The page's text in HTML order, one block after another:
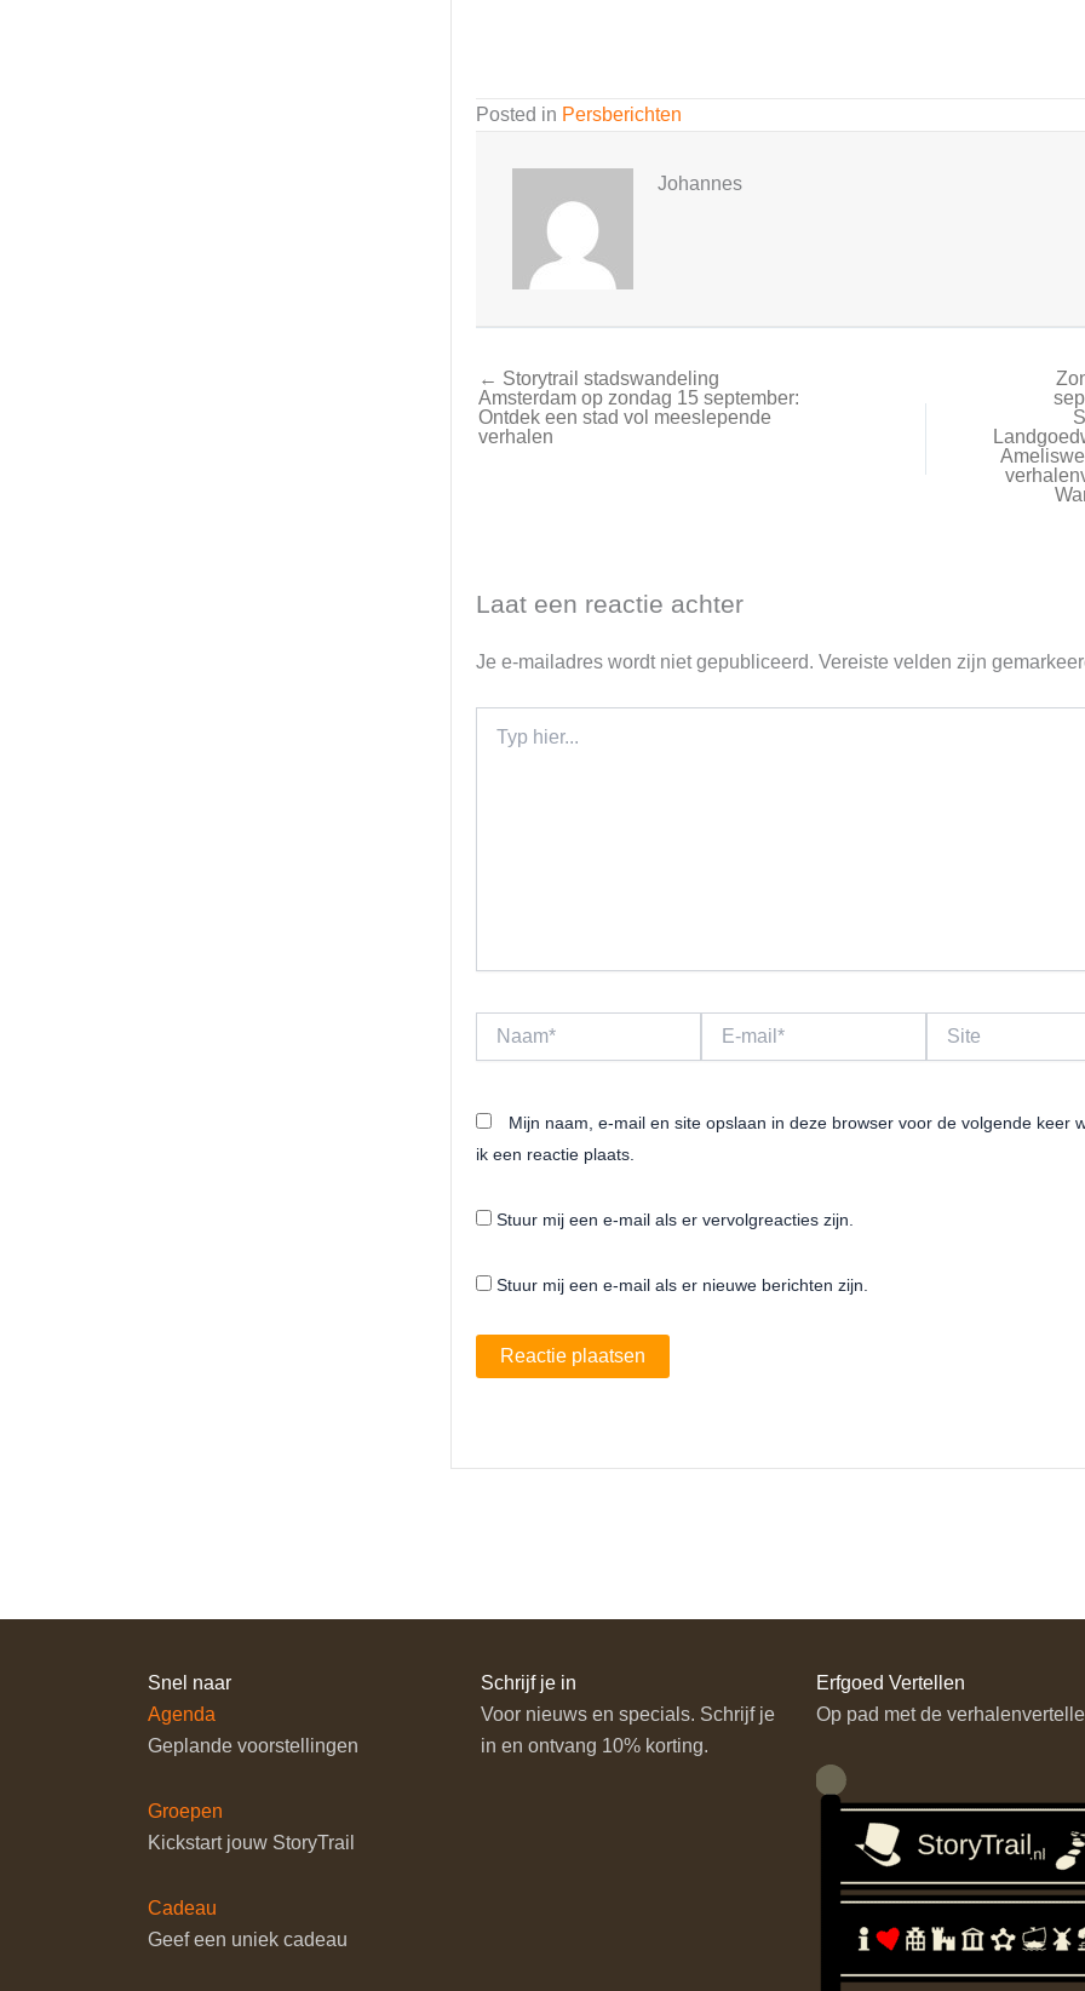
Posted in Persberichten
Johannes
← Storytrail stadswandeling
Amsterdam op zondag 15 september:
Ontdek een stad vol meeslepende
verhalen
Laat een reactie achter
Je e-mailadres wordt niet gepubliceerd. Vereiste velden zijn
hier...
Naam*
mail*
Site
Mijn naam, e-mail en site opslaan in deze browser voor de volgende keer
ik een reactie plaats.
Stuur mij een e-mail als er vervolgreacties zijn.
Stuur mij een e-mail als er nieuwe berichten zijn.
Snel naar
Agenda
Geplande voorstellingen
Groepen
Kickstart jouw StoryTrail
Cadeau
Geef een uniek cadeau
Schrijf je in
Voor nieuws en specials. Schrijf je
in en ontvang 10% korting.
Erfgoed Vertellen
Op pad met de